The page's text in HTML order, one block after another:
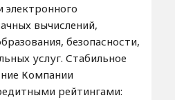
электронного
вычислений,
безопасности,
услуг. Стабильное
Компании
рейтингами: